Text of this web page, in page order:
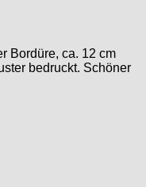
Bordüre, ca. 12 cm
bedruckt. Schöner